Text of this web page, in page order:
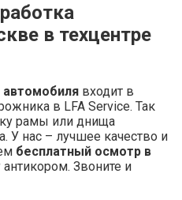
в техцентре
автомобиля входит в
в LFA Service. Так
рамы или днища
У нас – лучшее качество и
бесплатный осмотр в
антикором. Звоните и